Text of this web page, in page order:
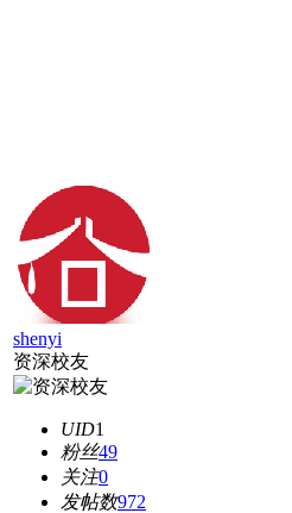
shenyi
资深校友
UID1
粉丝49
关注0
发帖数972